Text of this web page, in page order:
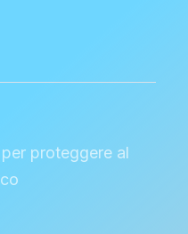
proteggere al